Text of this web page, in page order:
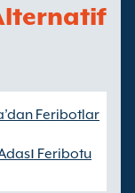
Feribotlar
Feribotu